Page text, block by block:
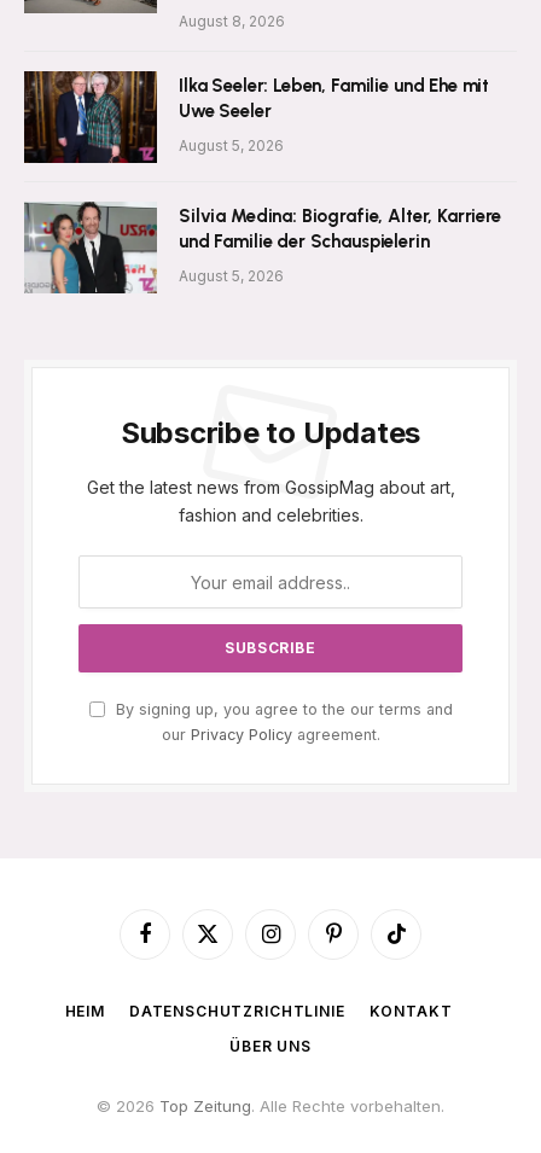
August 8, 2026
Ilka Seeler: Leben, Familie und Ehe mit
Uwe Seeler
August 5, 2026
Silvia Medina: Biografie, Alter, Karriere
und Familie der Schauspielerin
August 5, 2026
Subscribe to Updates
Get the latest news from GossipMag about art,
fashion and celebrities.
By signing up, you agree to the our terms and
our Privacy Policyagreement.
Facebook
X
InstagramPinterestTikTok
HEIM DATENSCHUTZRICHTLINIE
KONTAKT
ÜBER UNS
© 2026 Top Zeitung. Alle Rechte vorbehalten.